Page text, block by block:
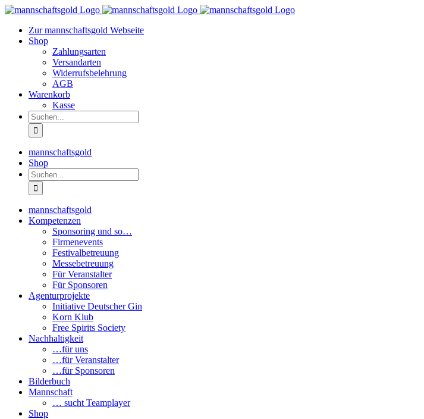
Zum
springenZur mannschaftsgold Webseite
Shop
Zahlungsarten
Versandarten
Widerrufsbelehrung
AGB
Warenkorb
Kasse
Suche
nach:
mannschaftsgold
Shop
Suche
nach:
mannschaftsgold
Kompetenzen
Sponsoring und so…
Firmenevents
Festivalbetreuung
Messebetreuung
Für Veranstalter
Für Sponsoren
Agenturprojekte
Initiative Deutscher Gin
Korn Klub
Free Spirits Society
Nachhaltigkeit
…für uns
…für Veranstalter
…für Sponsoren
Bilderbuch
Mannschaft
… sucht Teamplayer
Shop